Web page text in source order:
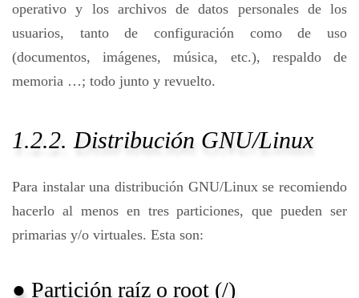
operativo y los archivos de datos personales de los
usuarios, tanto de configuración como de uso
(documentos, imágenes, música, etc.), respaldo de
memoria …; todo junto y revuelto.
1.2.2. Distribución GNU/Linux
Para instalar una distribución GNU/Linux se recomiendo
hacerlo al menos en tres particiones, que pueden ser
primarias y/o virtuales. Esta son:
● Partición raíz o root (/)